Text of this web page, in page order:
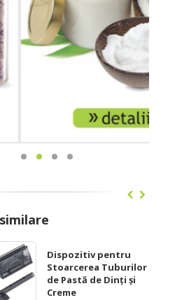
Dispozitiv pentru
Stoarcerea Tuburilor
de Pastă de Dinți și
Creme